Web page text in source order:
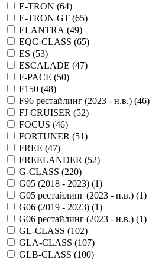
E-TRON (64)
E-TRON GT (65)
ELANTRA (49)
EQC-CLASS (65)
ES (53)
ESCALADE (47)
F-PACE (50)
F150 (48)
F96 рестайлинг (2023 - н.в.) (46)
FJ CRUISER (52)
FOCUS (46)
FORTUNER (51)
FREE (47)
FREELANDER (52)
G-CLASS (220)
G05 (2018 - 2023) (1)
G05 рестайлинг (2023 - н.в.) (1)
G06 (2019 - 2023) (1)
G06 рестайлинг (2023 - н.в.) (1)
GL-CLASS (102)
GLA-CLASS (107)
GLB-CLASS (100)